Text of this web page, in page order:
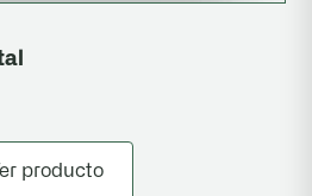
producto